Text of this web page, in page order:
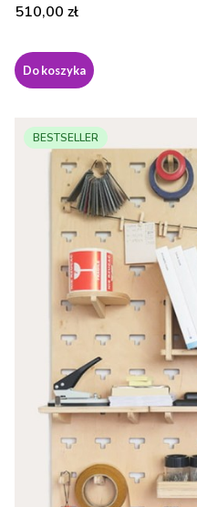
Cena
510,00 zł
Do koszyka
BESTSELLER